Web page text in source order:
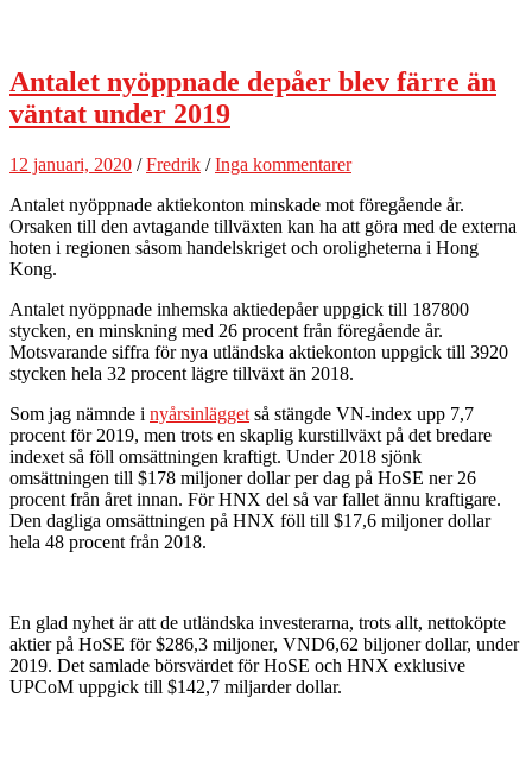
Antalet nyöppnade depåer blev färre än
väntat under 2019
12 januari, 2020 /Fredrik /Inga kommentarer
Antalet nyöppnade aktiekonton minskade mot föregående år.
Orsaken till den avtagande tillväxten kan ha att göra med de externa
hoten i regionen såsom handelskriget och oroligheterna i Hong
Kong.
Antalet nyöppnade inhemska aktiedepåer uppgick till 187800
stycken, en minskning med 26 procent från föregående år.
Motsvarande siffra för nya utländska aktiekonton uppgick till 3920
stycken hela 32 procent lägre tillväxt än 2018.
Som jag nämnde i nyårsinlägget så stängde VN-index upp 7,7
procent för 2019, men trots en skaplig kurstillväxt på det bredare
indexet så föll omsättningen kraftigt. Under 2018 sjönk
omsättningen till $178 miljoner dollar per dag på HoSE ner 26
procent från året innan. För HNX del så var fallet ännu kraftigare.
Den dagliga omsättningen på HNX föll till $17,6 miljoner dollar
hela 48 procent från 2018.
En glad nyhet är att de utländska investerarna, trots allt, nettoköpte
aktier på HoSE för $286,3 miljoner, VND6,62 biljoner dollar, under
2019. Det samlade börsvärdet för HoSE och HNX exklusive
UPCoM uppgick till $142,7 miljarder dollar.